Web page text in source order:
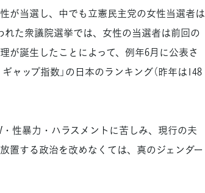
が当選し、中でも立憲民主党の女性当選者は
た衆議院選挙では、女性の当選者は前回の
が誕生したことによって、例年6月に公表さ
ャップ指数」の日本のランキング（昨年は148
性暴力・ハラスメントに苦しみ、現行の夫
置する政治を改めなくては、真のジェンダー